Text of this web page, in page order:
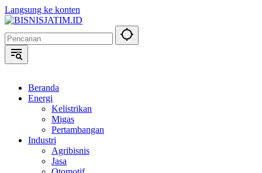
Langsung ke konten
Beranda
Energi
Kelistrikan
Migas
Pertambangan
Industri
Agribisnis
Jasa